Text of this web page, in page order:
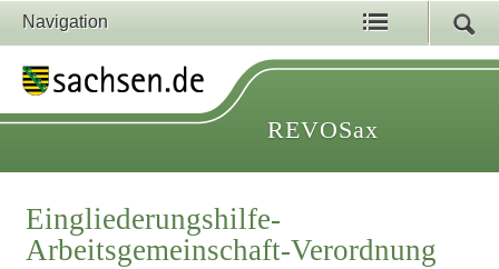
Navigation
REVOSax
Eingliederungshilfe-
Arbeitsgemeinschaft-Verordnung